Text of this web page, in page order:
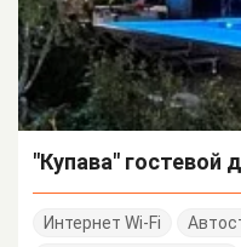
"Купава" гостевой
Интернет Wi-Fi